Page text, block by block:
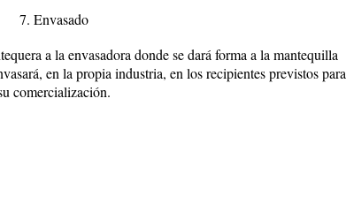
7. Envasado
a la envasadora donde se dará forma a la mantequilla
en la propia industria, en los recipientes previstos para
comercialización.